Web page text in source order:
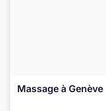
Massage à Genève